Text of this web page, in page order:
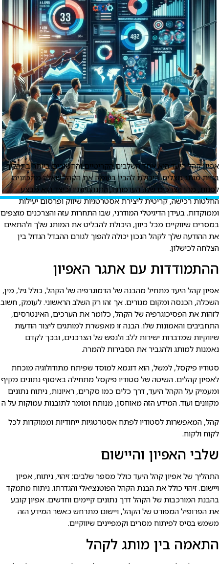
אפיון קהל היעד הוא אחד השלבים הקריטיים והחשובים ביותר בתהליך
בניית מותג מצליח. היכולת להבין בעומק את הקהל שאליו מתכוונים
לפנות, מהן הצרכים שלו, העדפותיו, התנהגויותיו וכיצד הוא מבצע
החלטות רכישה, קריטית ליצירת אסטרטגיות שיווק ופרסום יעילות
וממוקדות. בעידן הדיגיטלי המודרני, שבו התחרות עזה והצרכנים מוצפים
במסרים שיווקיים מכל כיוון, היכולת להבליט את המותג שלך ולהתאים
את ההודעה שלך לקהל הנכון יכולה להפוך לגורם ההבדל הגדול בין
הצלחה לכישלון.
ההתמודדות עם אתגר האפיון
אפיון קהל היעד מתחיל מהבנה של הדמוגרפיה של הקהל, כולל גיל, מין,
השכלה, הכנסה ומקום מגורים. אך זהו רק השלב הראשוני. לעומק, חשוב
לזהות את הפסיכוגרפיה של הקהל, כלומר את הערכים, האינטרסים,
התחביבים והאמונות שלו. הבנה זו מאפשרת למותגים ליצור הודעות
שיווקיות שמדברות ישירות ללב ולנפש של הצרכנים, ובכך לקדם
נאמנות למותג ולהגביר את הסבירות להמרה.
סטודיו פיקסל, למשל, הוא דוגמא למוסד שפיתח מתודולוגיה מוכחת
לאפיון קהלים. השיטה של סטודיו פיקסל מתחילה באיסוף נתונים מקיף
ומעמיק על הקהל היעד, דרך כלים כמו סקרים, ראיונות, ניתוח נתונים
מקוונים ועוד. המידע הזה מאוחסן, מנותח ומומר לתובנות עמוקות על ה
קהל, המאפשרות לסטודיו לפתח אסטרטגיות ייחודיות וממוקדות לכל
לקוח ולקוח.
שלבי האפיון והיישום
התהליך של אפיון קהל היעד כולל מספר שלבים: זיהוי, ניתוח, אפיון
ויישום. זיהוי כולל את הבנת הקהל הפוטנציאלי והגדרתו. ניתוח מתמקד
בהבנת המורכבות של הקהל דרך נתונים קיימים וחדשים. אפיון קובע
את הפרופיל המפורט של הקהל, ויישום מתרחש כאשר המידע הזה
משמש בסיס לפיתוח מסרים וקמפיינים שיווקיים.
התאמה בין מותג לקהל